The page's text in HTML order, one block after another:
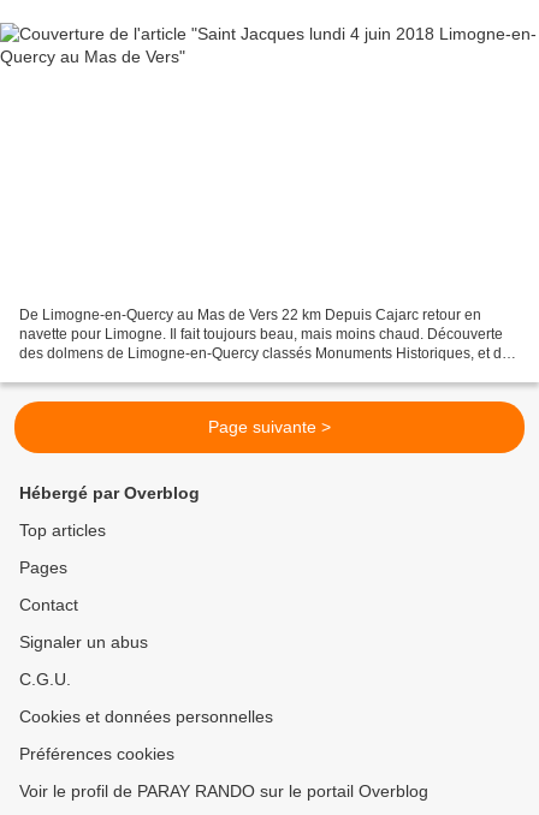
De Limogne-en-Quercy au Mas de Vers 22 km Depuis Cajarc retour en
navette pour Limogne. Il fait toujours beau, mais moins chaud. Découverte
des dolmens de Limogne-en-Quercy classés Monuments Historiques, et du
Page suivante >
Hébergé par Overblog
Top articles
Pages
Contact
Signaler un abus
C.G.U.
Cookies et données personnelles
Préférences cookies
Voir le profil de PARAY RANDO sur le portail Overblog